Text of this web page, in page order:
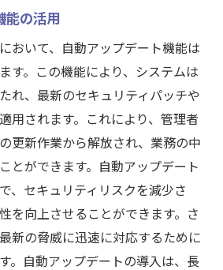
能の活用
おいて、自動アップデート機能は
す。この機能により、システムは
れ、最新のセキュリティパッチや
用されます。これにより、管理者
更新作業から解放され、業務の中
とができます。自動アップデート
、セキュリティリスクを減少さ
を向上させることができます。さ
新の脅威に迅速に対応するために
。自動アップデートの導入は、長